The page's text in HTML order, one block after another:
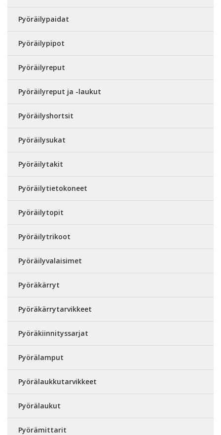
Pyöräilypaidat
Pyöräilypipot
Pyöräilyreput
Pyöräilyreput ja -laukut
Pyöräilyshortsit
Pyöräilysukat
Pyöräilytakit
Pyöräilytietokoneet
Pyöräilytopit
Pyöräilytrikoot
Pyöräilyvalaisimet
Pyöräkärryt
Pyöräkärrytarvikkeet
Pyöräkiinnityssarjat
Pyörälamput
Pyörälaukkutarvikkeet
Pyörälaukut
Pyörämittarit